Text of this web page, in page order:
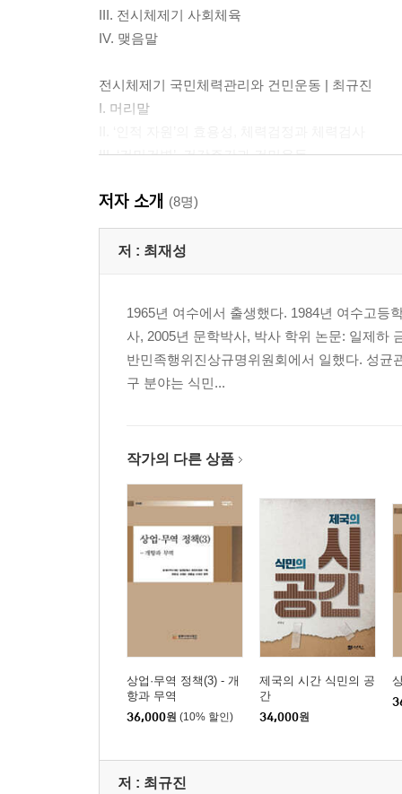
III. 전시체제기 사회체육
IV. 맺음말
전시체제기 국민체력관리와 건민운동 | 최규진
I. 머리말
III. ‘건민건병’, 건강주간과 건민운동
전시체제기 식민지 조선의 ‘총후’ 여성과 프로파
I. 머리말
IV. 미담과 시각이미지의 정치학 157
V. 맺음말
김승수의 삶을 통해 본 일제강점기 한지의업면허
III. 김승수의 삶을 통해 본 한지의업면허제도
IV. 맺음말
1946년 부산·경남 지역의 콜레라 발병·만연과 아
I. 머리말: 1946년 남조선 콜레라 유행의 문제성
II. 콜레라의 부산 발병과 동아시아 국제 정치
IV. 경상남도 군부(郡部) 지역의 콜레라 만연
V. 맺음말: 부산·경남 지역 콜레라 발병·유행의 사
2부 전쟁과 생명정치
I. 머리말
II. 전시체제기 지원병령과 신체의 동원
저자 소개 (8명)
저 : 최재성
1965년 여수에서 출생했다. 1984년 여수고등
사, 2005년 문학박사, 박사 학위 논문: 일제하
반민족행위진상규명위원회에서 일했다. 성
구 분야는 식민...
작가의 다른 상품
상업·무역 정책(3) - 개
항과 무역
36,000원 (10% 할인)
제국의 시간 식민의 공
간
34,000원
저 : 최규진